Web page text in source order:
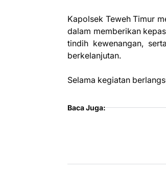
Kapolsek Teweh Timur
dalam memberikan
tindih kewenangan,
berkelanjutan.
Selama kegiatan
Baca Juga: